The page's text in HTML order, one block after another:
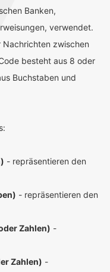
Banken,
verwendet.
Nachrichten zwischen
besteht aus 8 oder
Buchstaben und
- repräsentieren den
- repräsentieren den
Zahlen) -
Zahlen) -